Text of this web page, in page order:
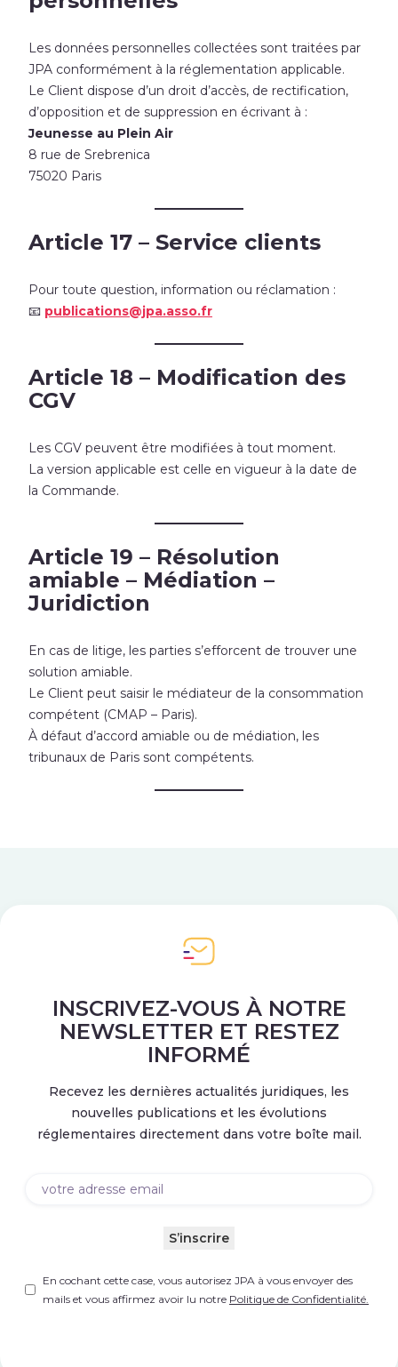
Les données personnelles collectées sont traitées par
JPA conformément à la réglementation applicable.
Le Client dispose d’un droit d’accès, de rectification,
d’opposition et de suppression en écrivant à :
Jeunesse au Plein Air
8 rue de Srebrenica
75020 Paris
Article 17 – Service clients
Pour toute question, information ou réclamation :
📧 publications@jpa.asso.fr
Article 18 – Modification des
CGV
Les CGV peuvent être modifiées à tout moment.
La version applicable est celle en vigueur à la date de
la Commande.
Article 19 – Résolution
amiable – Médiation –
Juridiction
En cas de litige, les parties s’efforcent de trouver une
solution amiable.
Le Client peut saisir le médiateur de la consommation
compétent (CMAP – Paris).
À défaut d’accord amiable ou de médiation, les
tribunaux de Paris sont compétents.
INSCRIVEZ-VOUS À NOTRE
NEWSLETTER ET RESTEZ
INFORMÉ
Recevez les dernières actualités juridiques, les
nouvelles publications et les évolutions
réglementaires directement dans votre boîte mail.
Untitled(Nécessaire)
En cochant cette case, vous autorisez JPA à vous envoyer des
mails et vous affirmez avoir lu notre Politique de Confidentialité.
(Nécessaire)
S’inscrire